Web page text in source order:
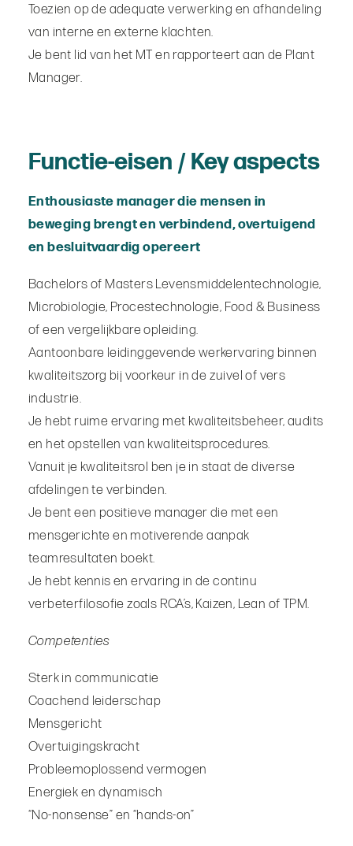
Toezien op de adequate verwerking en afhandeling
van interne en externe klachten.
Je bent lid van het MT en rapporteert aan de Plant
Manager.
Functie-eisen / Key aspects
Enthousiaste manager die mensen in
beweging brengt en verbindend, overtuigend
en besluitvaardig opereert
Bachelors of Masters Levensmiddelentechnologie,
Microbiologie, Procestechnologie, Food & Business
of een vergelijkbare opleiding.
Aantoonbare leidinggevende werkervaring binnen
kwaliteitszorg bij voorkeur in de zuivel of vers
industrie.
Je hebt ruime ervaring met kwaliteitsbeheer, audits
en het opstellen van kwaliteitsprocedures.
Vanuit je kwaliteitsrol ben je in staat de diverse
afdelingen te verbinden.
Je bent een positieve manager die met een
mensgerichte en motiverende aanpak
teamresultaten boekt.
Je hebt kennis en ervaring in de continu
verbeterfilosofie zoals RCA’s, Kaizen, Lean of TPM.
Competenties
Sterk in communicatie
Coachend leiderschap
Mensgericht
Overtuigingskracht
Probleemoplossend vermogen
Energiek en dynamisch
“No-nonsense” en “hands-on”